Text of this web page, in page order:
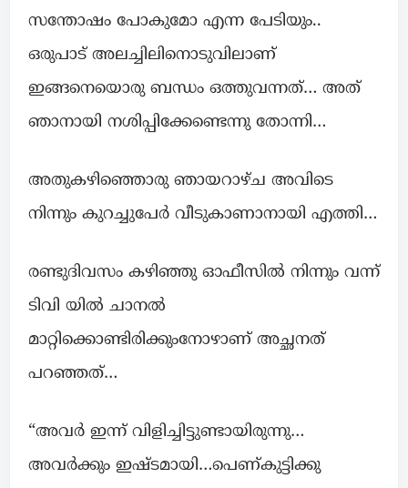
സന്തോഷം പോകുമോ എന്ന പേടിയും..
ഒരുപാട് അലച്ചിലിനൊടുവിലാണ്
ഇങ്ങനെയൊരു ബന്ധം ഒത്തുവന്നത്… അത്
ഞാനായി നശിപ്പിക്കേണ്ടെന്നു തോന്നി…
അതുകഴിഞ്ഞൊരു ഞായറാഴ്ച അവിടെ
നിന്നും കുറച്ചുപേർ വീടുകാണാനായി എത്തി…
രണ്ടുദിവസം കഴിഞ്ഞു ഓഫീസിൽ നിന്നും വന്ന്
ടിവി യിൽ ചാനൽ
മാറ്റിക്കൊണ്ടിരിക്കുംനോഴാണ് അച്ഛനത്
പറഞ്ഞത്…
“അവർ ഇന്ന് വിളിച്ചിട്ടുണ്ടായിരുന്നു…
അവർക്കും ഇഷ്ടമായി…പെണ്കുട്ടിക്കു